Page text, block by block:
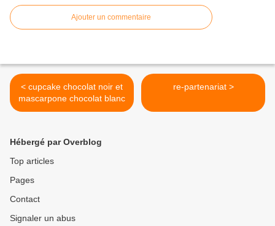
Ajouter un commentaire
< cupcake chocolat noir et
mascarpone chocolat blanc
re-partenariat >
Hébergé par Overblog
Top articles
Pages
Contact
Signaler un abus